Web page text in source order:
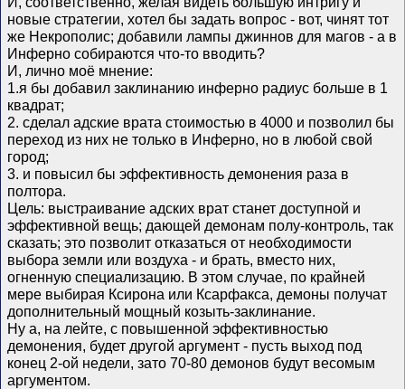
новые стратегии, хотел бы задать вопрос - вот, чинят тот
же Некрополис; добавили лампы джиннов для магов - а в
Инферно собираются что-то вводить?
И, лично моё мнение:
1.я бы добавил заклинанию инферно радиус больше в 1
квадрат;
2. сделал адские врата стоимостью в 4000 и позволил бы
переход из них не только в Инферно, но в любой свой
город;
3. и повысил бы эффективность демонения раза в
полтора.
Цель: выстраивание адских врат станет доступной и
эффективной вещь; дающей демонам полу-контроль, так
сказать; это позволит отказаться от необходимости
выбора земли или воздуха - и брать, вместо них,
огненную специализацию. В этом случае, по крайней
мере выбирая Ксирона или Ксарфакса, демоны получат
дополнительный мощный козыть-заклинание.
Ну а, на лейте, с повышенной эффективностью
демонения, будет другой аргумент - пусть выход под
конец 2-ой недели, зато 70-80 демонов будут весомым
аргументом.